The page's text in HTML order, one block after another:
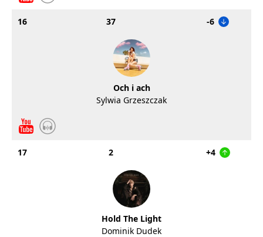
16 37 -6
Och i ach
Sylwia Grzeszczak
17 2 +4
Hold The Light
Dominik Dudek